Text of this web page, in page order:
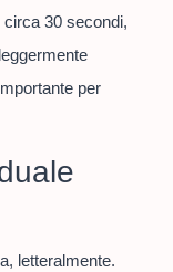
30 secondi,
per
letteralmente.